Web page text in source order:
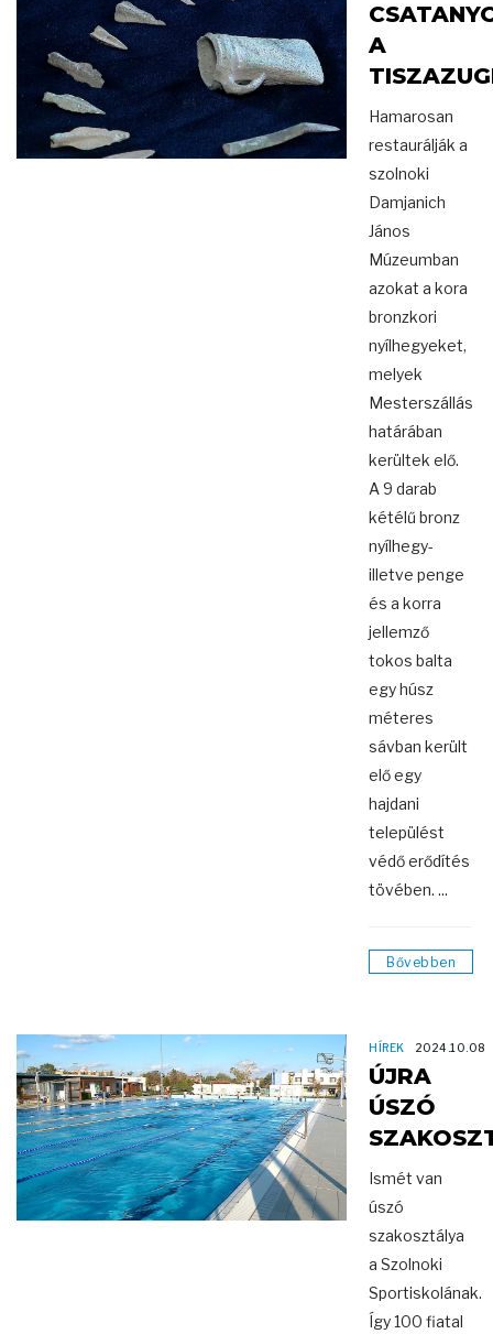
A
Hamarosan
restaurálják a
szolnoki
Damjanich
János
Múzeumban
azokat a kora
bronzkori
nyílhegyeket,
melyek
Mesterszállás
határában
kerültek elő.
A 9 darab
kétélű bronz
nyílhegy-
illetve penge
és a korra
jellemző
tokos balta
egy húsz
méteres
sávban került
elő egy
hajdani
települést
védő erődítés
tövében. ...
Bővebben
HÍREK 2024.10.08
ÚJRA
ÚSZÓ
Ismét van
úszó
szakosztálya
a Szolnoki
Sportiskolának.
Így 100 fiatal